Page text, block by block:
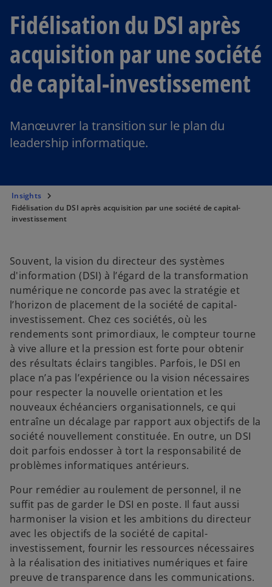
Fidélisation du DSI après
acquisition par une société
de capital-investissement
Manœuvrer la transition sur le plan du
leadership informatique.
Insights
Fidélisation du DSI après acquisition par une société de capital-
investissement
Souvent, la vision du directeur des systèmes
d'information (DSI) à l’égard de la transformation
numérique ne concorde pas avec la stratégie et
l’horizon de placement de la société de capital-
investissement. Chez ces sociétés, où les
rendements sont primordiaux, le compteur tourne
à vive allure et la pression est forte pour obtenir
des résultats éclairs tangibles. Parfois, le DSI en
place n’a pas l’expérience ou la vision nécessaires
pour respecter la nouvelle orientation et les
nouveaux échéanciers organisationnels, ce qui
entraîne un décalage par rapport aux objectifs de la
société nouvellement constituée. En outre, un DSI
doit parfois endosser à tort la responsabilité de
problèmes informatiques antérieurs.
Pour remédier au roulement de personnel, il ne
suffit pas de garder le DSI en poste. Il faut aussi
harmoniser la vision et les ambitions du directeur
avec les objectifs de la société de capital-
investissement, fournir les ressources nécessaires
à la réalisation des initiatives numériques et faire
preuve de transparence dans les communications.